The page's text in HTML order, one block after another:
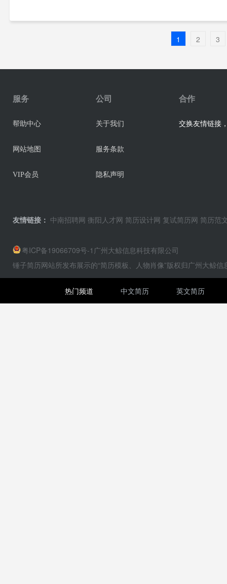
1 2 3
服务
帮助中心
网站地图
VIP会员
公司
关于我们
服务条款
隐私声明
合作
交换友情链接
友情链接： 中南招聘网 衡阳人才网 简历设计网 复试简历网 简历范
粤ICP备19066709号-1 广州大鲸信息科技有限公司
锤子简历网站所发布展示的“简历模板、人物肖像”版权归广州大鲸
热门频道 中文简历 英文简历